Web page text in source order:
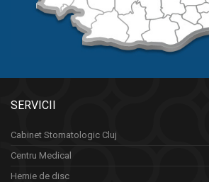
SERVICII
Cabinet Stomatologic Cluj
Centru Medical
Hernie de disc